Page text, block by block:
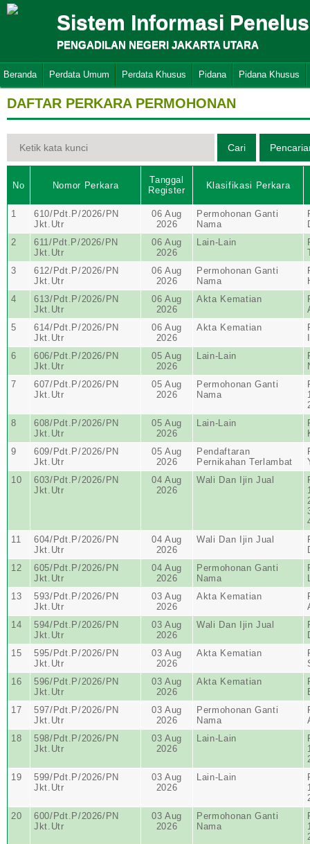
Sistem Informasi
PENGADILAN NEGERI JAKARTA UTARA
Beranda Perdata Umum Perdata Khusus Pidana Pidana Khusus
DAFTAR PERKARA PERMOHONAN
No Nomor Perkara
Tanggal
Register
Klasifikasi Perkara
1
610/Pdt.P/2026/PN
Jkt.Utr
06 Aug
2026
Permohonan Ganti
Nama
2
611/Pdt.P/2026/PN
Jkt.Utr
06 Aug
2026
Lain-Lain
3
612/Pdt.P/2026/PN
Jkt.Utr
06 Aug
2026
Permohonan Ganti
Nama
4
613/Pdt.P/2026/PN
Jkt.Utr
06 Aug
2026
Akta Kematian
5
614/Pdt.P/2026/PN
Jkt.Utr
06 Aug
2026
Akta Kematian
6
606/Pdt.P/2026/PN
Jkt.Utr
05 Aug
2026
Lain-Lain
7
607/Pdt.P/2026/PN
Jkt.Utr
05 Aug
2026
Permohonan Ganti
Nama
8
608/Pdt.P/2026/PN
Jkt.Utr
05 Aug
2026
Lain-Lain
9
609/Pdt.P/2026/PN
Jkt.Utr
05 Aug
2026
Pendaftaran
Pernikahan Terlambat
10
603/Pdt.P/2026/PN
Jkt.Utr
04 Aug
2026
Wali Dan Ijin Jual
11
604/Pdt.P/2026/PN
Jkt.Utr
04 Aug
2026
Wali Dan Ijin Jual
12
605/Pdt.P/2026/PN
Jkt.Utr
04 Aug
2026
Permohonan Ganti
Nama
13
593/Pdt.P/2026/PN
Jkt.Utr
03 Aug
2026
Akta Kematian
14
594/Pdt.P/2026/PN
Jkt.Utr
03 Aug
2026
Wali Dan Ijin Jual
15
595/Pdt.P/2026/PN
Jkt.Utr
03 Aug
2026
Akta Kematian
16
596/Pdt.P/2026/PN
Jkt.Utr
03 Aug
2026
Akta Kematian
17
597/Pdt.P/2026/PN
Jkt.Utr
03 Aug
2026
Permohonan Ganti
Nama
18
598/Pdt.P/2026/PN
Jkt.Utr
03 Aug
2026
Lain-Lain
19
599/Pdt.P/2026/PN
Jkt.Utr
03 Aug
2026
Lain-Lain
20
600/Pdt.P/2026/PN
Jkt.Utr
03 Aug
2026
Permohonan Ganti
Nama